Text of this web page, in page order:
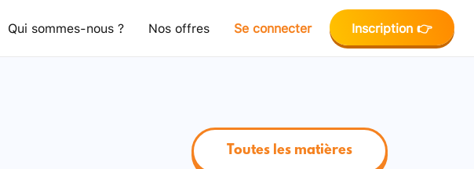
Qui sommes-nous ? Nos offres Se connecter Inscription 👉
Toutes les matières